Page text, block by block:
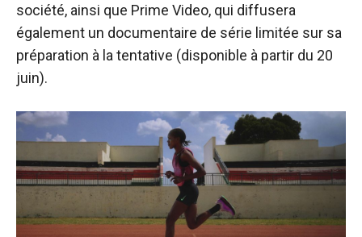
société, ainsi que Prime Video, qui diffusera
également un documentaire de série limitée sur sa
préparation à la tentative (disponible à partir du 20
juin).